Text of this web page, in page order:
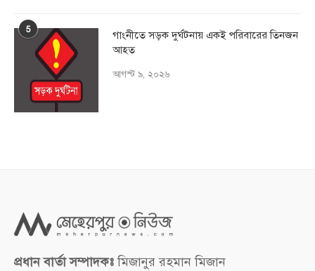
5
গাংনীতে সড়ক দুর্ঘটনায় একই পরিবারের তিনজন
আহত
আগস্ট ৯, ২০২৬
প্রধান বার্তা সম্পাদকঃমিজানুর রহমান মিজান